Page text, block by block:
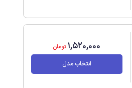
1,520,000 تومان
انتخاب مدل